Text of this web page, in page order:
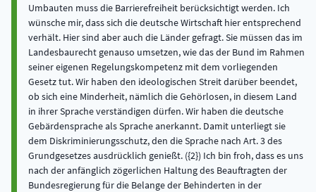
Umbauten muss die Barrierefreiheit berücksichtigt werden. Ich
wünsche mir, dass sich die deutsche Wirtschaft hier entsprechend
verhält. Hier sind aber auch die Länder gefragt. Sie müssen das im
Landesbaurecht genauso umsetzen, wie das der Bund im Rahmen
seiner eigenen Regelungskompetenz mit dem vorliegenden
Gesetz tut. Wir haben den ideologischen Streit darüber beendet,
ob sich eine Minderheit, nämlich die Gehörlosen, in diesem Land
in ihrer Sprache verständigen dürfen. Wir haben die deutsche
Gebärdensprache als Sprache anerkannt. Damit unterliegt sie
dem Diskriminierungsschutz, den die Sprache nach Art. 3 des
Grundgesetzes ausdrücklich genießt. ({2}) Ich bin froh, dass es uns
nach der anfänglich zögerlichen Haltung des Beauftragten der
Bundesregierung für die Belange der Behinderten in der